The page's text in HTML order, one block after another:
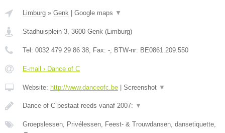
Limburg » Genk | Google maps ▼
Stadhuisplein 3 3600 Genk (Limburg)
Tel: 0032 479 29 86 38 , Fax: - , BTW-nr: BE0861.209.550
E-mail › Dance of C
Website: http://www.danceofc.be | Screenshot ▼
Dance of C bestaat reeds vanaf 2007: ▼
Groepslessen, Privélessen, Feest- & Trouwdansen, dansetiquette,